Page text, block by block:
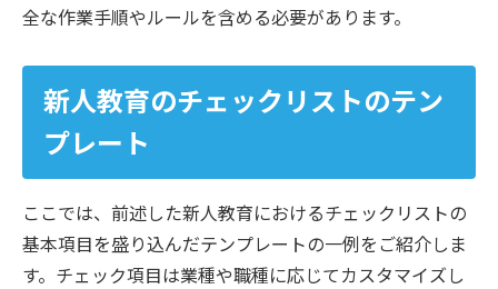
全な作業手順やルールを含める必要があります。
新人教育のチェックリストのテン
プレート
ここでは、前述した新人教育におけるチェックリストの
基本項目を盛り込んだテンプレートの一例をご紹介しま
す。チェック項目は業種や職種に応じてカスタマイズし